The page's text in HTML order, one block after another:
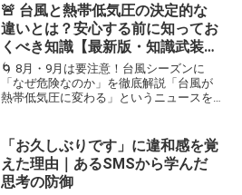
🚨 台風と熱帯低気圧の決定的な
違いとは？安心する前に知ってお
くべき知識【最新版・知識武装で
備える】
🌀 8月・9月は要注意！台風シーズンに
「なぜ危険なのか」を徹底解説「台風が
熱帯低気圧に変わる」というニュースを
は危険かもしれません。この記事は、私
自身が最近の台風報道を...
「お久しぶりです」に違和感を覚
えた理由｜あるSMSから学んだ
思考の防御